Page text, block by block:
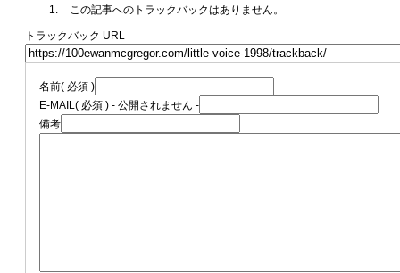
この記事へのトラックバックはありません。
トラックバック URL
名前( 必須 )
E-MAIL ( 必須 ) - 公開されません -
備考